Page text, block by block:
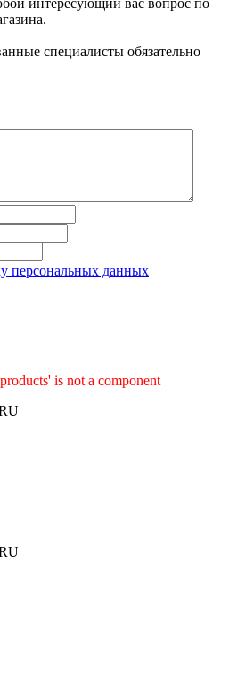
специалисты обязательно
персональных данных
is not a component